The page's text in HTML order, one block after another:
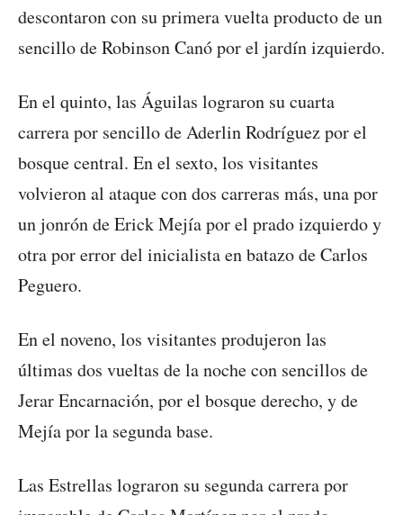
descontaron con su primera vuelta producto de un
sencillo de Robinson Canó por el jardín izquierdo.
En el quinto, las Águilas lograron su cuarta
carrera por sencillo de Aderlin Rodríguez por el
bosque central. En el sexto, los visitantes
volvieron al ataque con dos carreras más, una por
un jonrón de Erick Mejía por el prado izquierdo y
otra por error del inicialista en batazo de Carlos
Peguero.
En el noveno, los visitantes produjeron las
últimas dos vueltas de la noche con sencillos de
Jerar Encarnación, por el bosque derecho, y de
Mejía por la segunda base.
Las Estrellas lograron su segunda carrera por